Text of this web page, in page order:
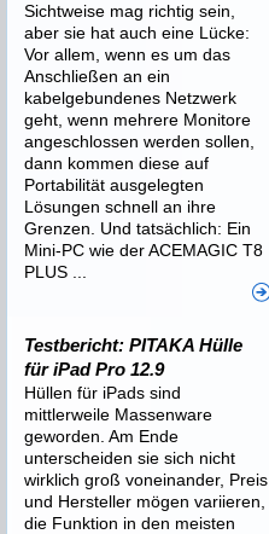
Sichtweise mag richtig sein,
aber sie hat auch eine Lücke:
Vor allem, wenn es um das
Anschließen an ein
kabelgebundenes Netzwerk
geht, wenn mehrere Monitore
angeschlossen werden sollen,
dann kommen diese auf
Portabilität ausgelegten
Lösungen schnell an ihre
Grenzen. Und tatsächlich: Ein
Mini-PC wie der ACEMAGIC T8
PLUS ...
Testbericht: PITAKA Hülle
für iPad Pro 12.9
Hüllen für iPads sind
mittlerweile Massenware
geworden. Am Ende
unterscheiden sie sich nicht
wirklich groß voneinander, Preis
und Hersteller mögen variieren,
die Funktion in den meisten